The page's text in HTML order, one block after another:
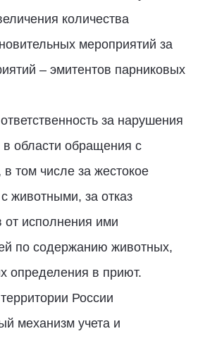
количества
мероприятий за
– эмитентов парниковых
за нарушения
в области обращения с
том числе за жестокое
животными, за отказ
от исполнения ими
по содержанию животных,
определения в приют.
России
механизм учета и